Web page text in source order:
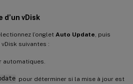
vDisk
l’onglet Auto Update , puis
suivantes :
automatiques.
pour déterminer si la mise à jour est